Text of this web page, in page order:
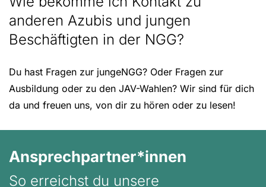
anderen Azubis und jungen
Beschäftigten in der NGG?
Du hast Fragen zur jungeNGG? Oder Fragen zur
Ausbildung oder zu den JAV-Wahlen? Wir sind für dich
da und freuen uns, von dir zu hören oder zu lesen!
Ansprechpartner*innen
So erreichst du unsere